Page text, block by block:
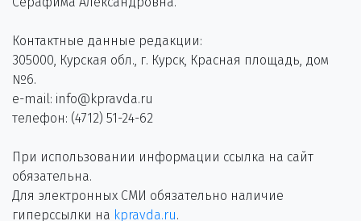
Контактные данные редакции:
305000, Курская обл., г. Курск, Красная площадь, дом
№6.
e-mail: info@kpravda.ru
телефон: (4712) 51-24-62
При использовании информации ссылка на сайт
обязательна.
Для электронных СМИ обязательно наличие
гиперссылки на kpravda.ru.